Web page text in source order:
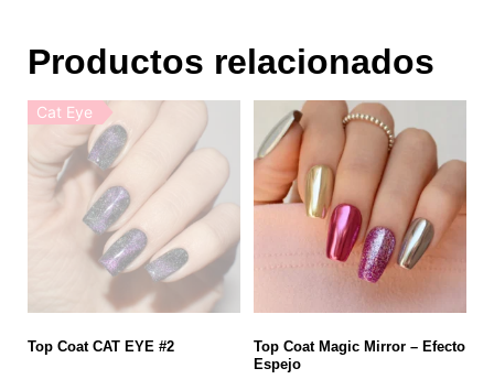
Productos relacionados
Cat Eye
Top Coat CAT EYE #2
Top Coat Magic Mirror – Efecto
Espejo